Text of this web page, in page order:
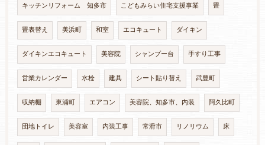
キッチンリフォーム 知多市 こどもみらい住宅支援事業 畳
畳表替え 美浜町 和室 エコキュート ダイキン
ダイキンエコキュート 美容院 シャンプー台 手すり工事
営業カレンダー 水栓 建具 シート貼り替え 武豊町
収納棚 東浦町 エアコン 美容院、知多市、内装 阿久比町
団地トイレ 美容室 内装工事 常滑市 リノリウム 床